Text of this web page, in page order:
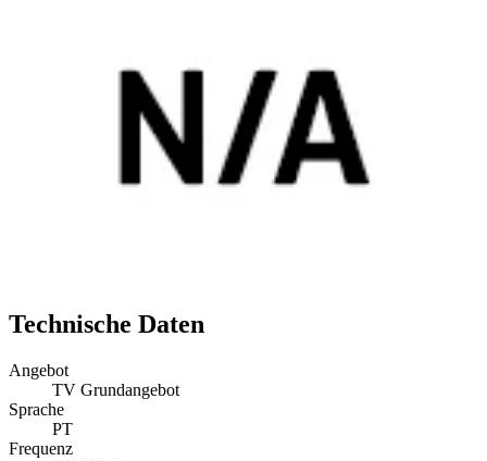
Technische Daten
Angebot
TV Grundangebot
Sprache
PT
Frequenz